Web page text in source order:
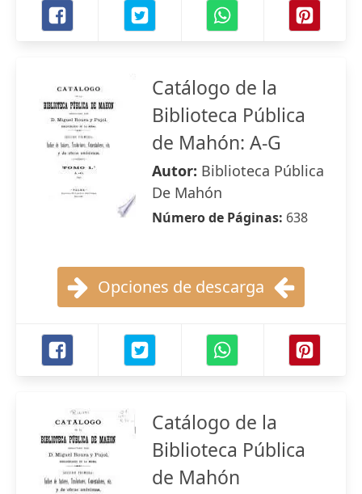
Catálogo de la
Biblioteca Pública
de Mahón: A-G
Autor: Biblioteca Pública
De Mahón
Número de Páginas: 638
Opciones de descarga
Catálogo de la
Biblioteca Pública
de Mahón